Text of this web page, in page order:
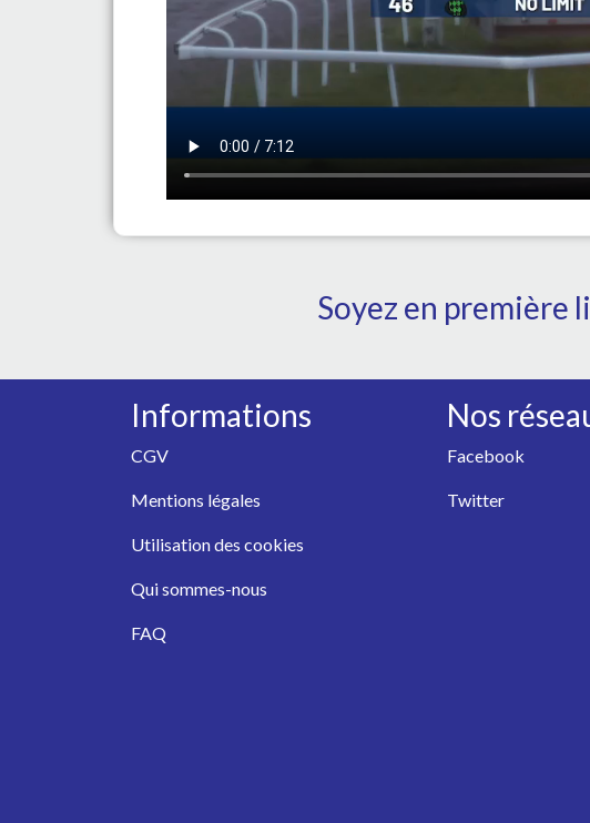
Soyez en première
Informations
CGV
Mentions légales
Utilisation des cookies
Qui sommes-nous
FAQ
Nos
Facebook
Twitter